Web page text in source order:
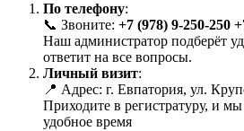
По телефону:
📞 Звоните: +7 (978) 9-250-250
Наш администратор подберёт
ответит на все вопросы.
Личный визит:
📍 Адрес: г. Евпатория, ул.
Приходите в регистратуру, и
удобное время